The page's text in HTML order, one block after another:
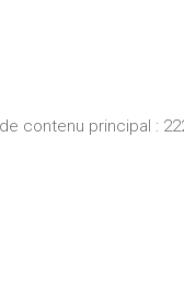
contenu principal :